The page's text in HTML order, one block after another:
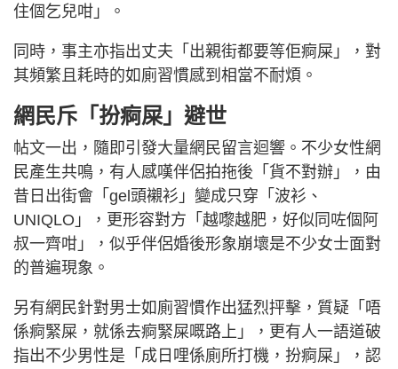
住個乞兒咁」。
同時，事主亦指出丈夫「出親街都要等佢痾屎」，對
其頻繁且耗時的如廁習慣感到相當不耐煩。
網民斥「扮痾屎」避世
帖文一出，隨即引發大量網民留言迴響。不少女性網
民產生共鳴，有人感嘆伴侶拍拖後「貨不對辦」，由
昔日出街會「gel頭襯衫」變成只穿「波衫、
UNIQLO」，更形容對方「越嚟越肥，好似同咗個阿
叔一齊咁」，似乎伴侶婚後形象崩壞是不少女士面對
的普遍現象。
另有網民針對男士如廁習慣作出猛烈抨擊，質疑「唔
係痾緊屎，就係去痾緊屎嘅路上」，更有人一語道破
指出不少男性是「成日哩係廁所打機，扮痾屎」，認